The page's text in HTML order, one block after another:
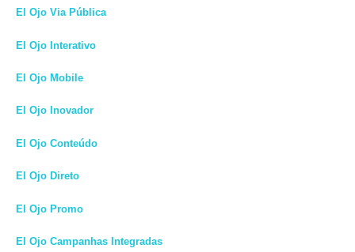
El Ojo Via Pública
El Ojo Interativo
El Ojo Mobile
El Ojo Inovador
El Ojo Conteúdo
El Ojo Direto
El Ojo Promo
El Ojo Campanhas Integradas